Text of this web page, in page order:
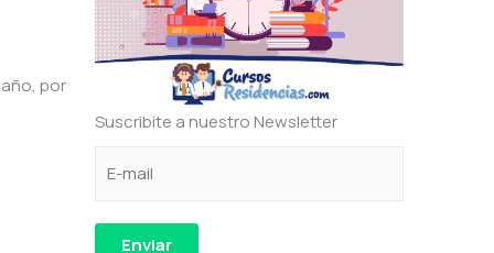
por
Suscribite a nuestro Newsletter
Enviar